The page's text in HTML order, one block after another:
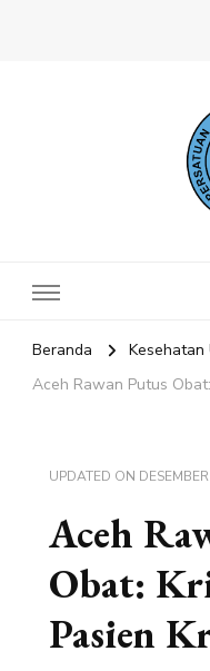
Beranda
Kesehatan
Aceh Rawan Putus
UPDATED ON
Aceh
Obat:
Pasien